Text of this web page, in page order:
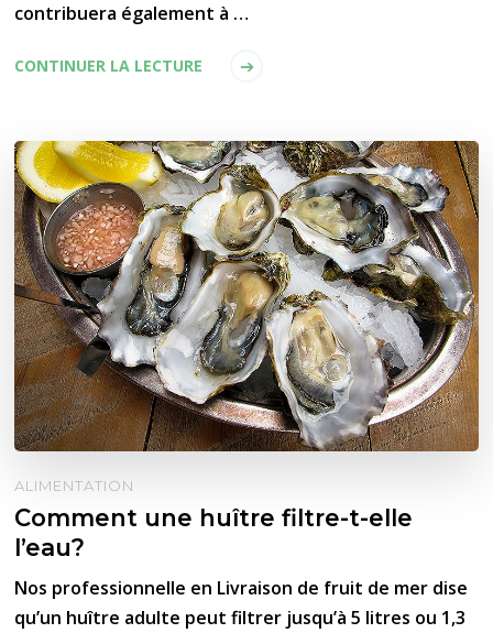
contribuera également à …
CONTINUER LA LECTURE
ALIMENTATION
Comment une huître filtre-t-elle
l’eau?
Nos professionnelle en Livraison de fruit de mer dise
qu’un huître adulte peut filtrer jusqu’à 5 litres ou 1,3